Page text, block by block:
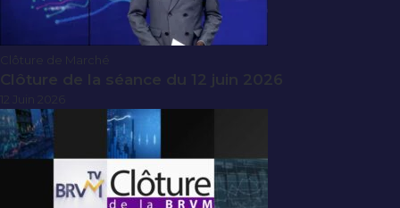
Clôture de la séance du 12 juin 2026